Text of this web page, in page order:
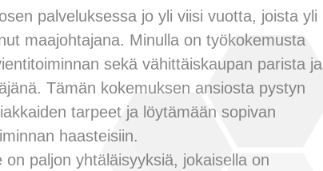
palveluksessa jo yli viisi vuotta, joista yli
maajohtajana. Minulla on työkokemusta
sekä vähittäiskaupan parista ja
Tämän kokemuksen ansiosta pystyn
tarpeet ja löytämään sopivan
haasteisiin.
paljon yhtäläisyyksiä, jokaisella on